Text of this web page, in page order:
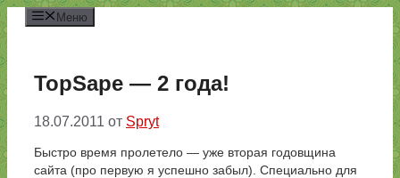
Перейти
к
содержимому
Меню
TopSape — 2 года!
18.07.2011 от Spryt
Быстро время пролетело — уже вторая годовщина
сайта (про первую я успешно забыл). Специально для